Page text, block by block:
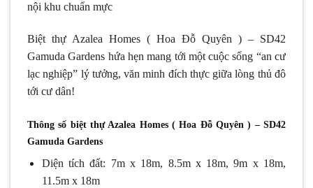
nội khu chuẩn mực
Biệt thự Azalea Homes ( Hoa Đỗ Quyên ) – SD42
Gamuda Gardens hứa hẹn mang tới một cuộc sống “an cư
lạc nghiệp” lý tưởng, văn minh đích thực giữa lòng thủ đô
tới cư dân!
Thông số biệt thự Azalea Homes( Hoa Đỗ Quyên ) –SD42
Gamuda Gardens
Diện tích đất: 7m x 18m, 8.5m x 18m, 9m x 18m,
11.5m x 18m